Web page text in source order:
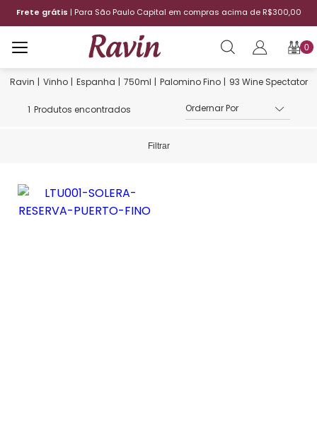
Frete grátis | Para São Paulo Capital em compras acima de R$300,00
0
Vinho Espanha 750ml Palomino Fino 93 Wine Spectator
1 Produtos encontrados
Filtrar